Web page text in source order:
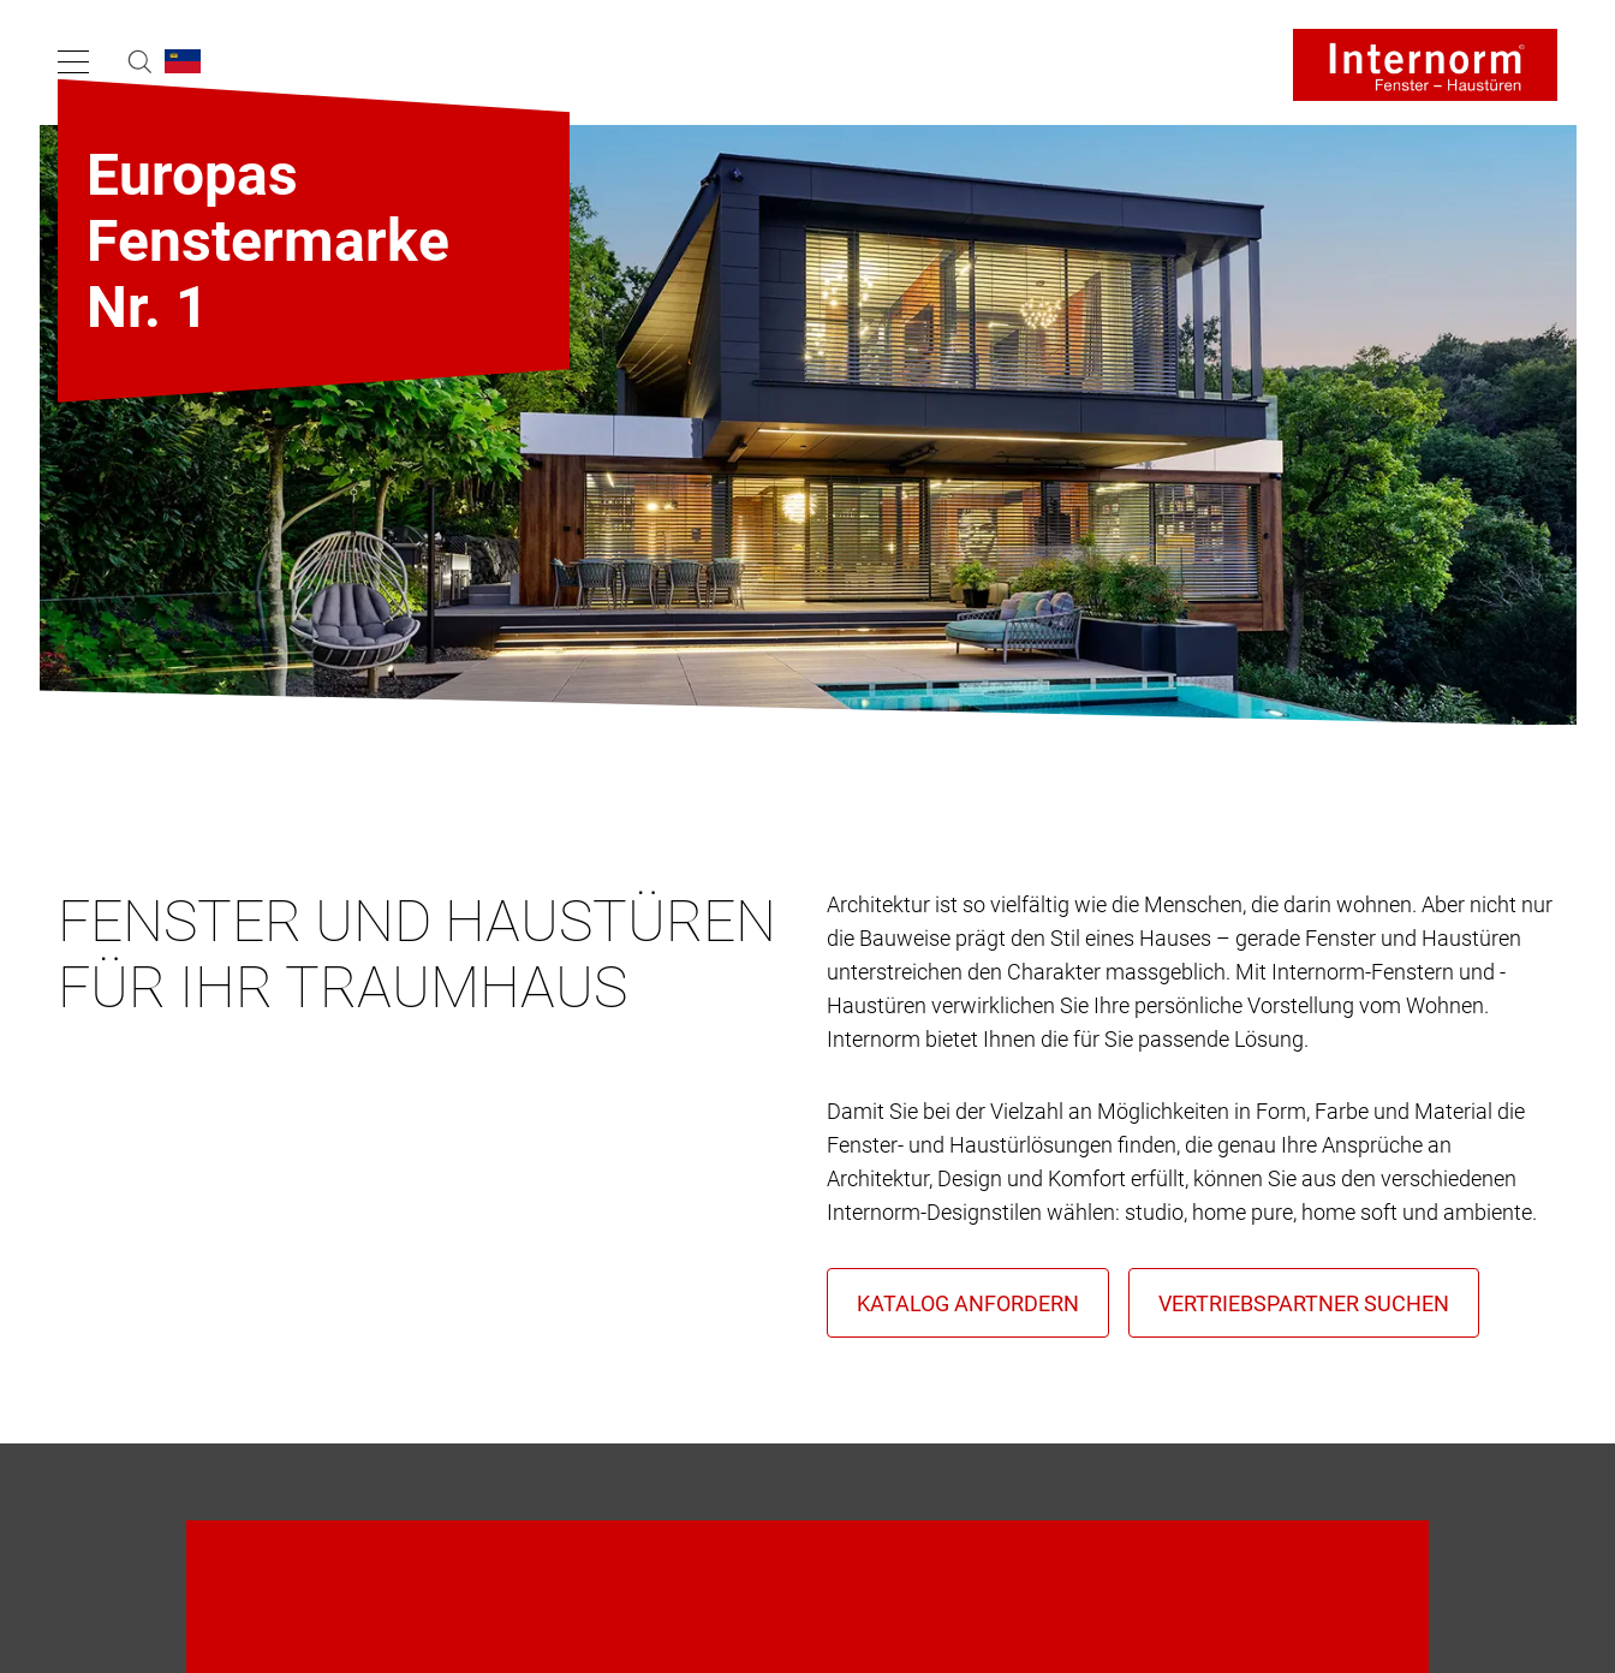
Europas
Fenstermarke
Nr. 1
FENSTER UND HAUSTÜREN
FÜR IHR TRAUMHAUS
Architektur ist so vielfältig wie die Menschen, die darin wohnen. Aber nicht nur
die Bauweise prägt den Stil eines Hauses – gerade Fenster und Haustüren
unterstreichen den Charakter massgeblich. Mit Internorm-Fenstern und -
Haustüren verwirklichen Sie Ihre persönliche Vorstellung vom Wohnen.
Internorm bietet Ihnen die für Sie passende Lösung.
Damit Sie bei der Vielzahl an Möglichkeiten in Form, Farbe und Material die
Fenster- und Haustürlösungen finden, die genau Ihre Ansprüche an
Architektur, Design und Komfort erfüllt, können Sie aus den verschiedenen
Internorm-Designstilen wählen: studio, home pure, home soft und ambiente.